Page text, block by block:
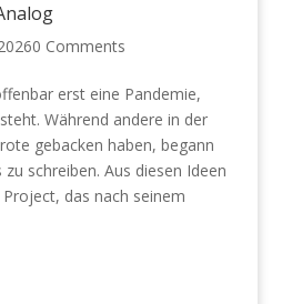
0 Comments
erst eine Pandemie,
Während andere in der
gebacken haben, begann
schreiben. Aus diesen Ideen
das nach seinem